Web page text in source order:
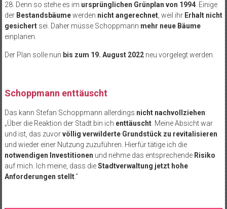
28. Denn so stehe es im ursprünglichen Grünplan von 1994. Einige
der Bestandsbäumewerden nicht angerechnet, weil ihr Erhalt nicht
gesichertsei. Daher müsse Schoppmann mehr neue Bäume
einplanen.
Der Plan solle nun bis zum 19. August 2022neu vorgelegt werden.
Schoppmann enttäuscht
Das kann Stefan Schoppmann allerdings nicht nachvollziehen:
„Über die Reaktion der Stadt bin ich enttäuscht. Meine Absicht war
und ist, das zuvorvöllig verwilderte Grundstück zu revitalisieren
und wieder einer Nutzung zuzuführen. Hierfür tätige ich die
notwendigen Investitionen und nehme das entsprechende Risiko
auf mich. Ich meine, dass dieStadtverwaltung jetzt hohe
Anforderungen stellt.“